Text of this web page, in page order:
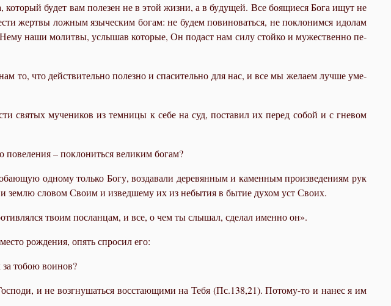
бу­дет вам по­ле­зен не в этой жиз­ни, а в бу­ду­щей. Все бо­я­щи­е­ся Бо­га ищут не
жерт­вы лож­ным язы­че­ским бо­гам: не бу­дем по­ви­но­вать­ся, не по­кло­ним­ся идо­лам
на­ши мо­лит­вы, услы­шав ко­то­рые, Он по­даст нам си­лу стой­ко и му­же­ствен­но пе­
то, что дей­стви­тель­но по­лез­но и спа­си­тель­но для нас, и все мы же­ла­ем луч­ше уме­
свя­тых му­че­ни­ков из тем­ни­цы к се­бе на суд, по­ста­вил их пе­ред со­бой и с гне­вом
по­ве­ле­ния – по­кло­нить­ся ве­ли­ким бо­гам?
од­но­му толь­ко Бо­гу, воз­да­ва­ли де­ре­вян­ным и ка­мен­ным про­из­ве­де­ни­ям рук
зем­лю сло­вом Сво­им и из­вед­ше­му их из небы­тия в бы­тие ду­хом уст Сво­их.
тво­им по­слан­цам, и все, о чем ты слы­шал, сде­лал имен­но он».
рож­де­ния, опять спро­сил его:
то­бою во­и­нов?
и не возг­ну­шать­ся вос­ста­ю­щи­ми на Те­бя (Пс.138,21). По­то­му-то и на­нес я им